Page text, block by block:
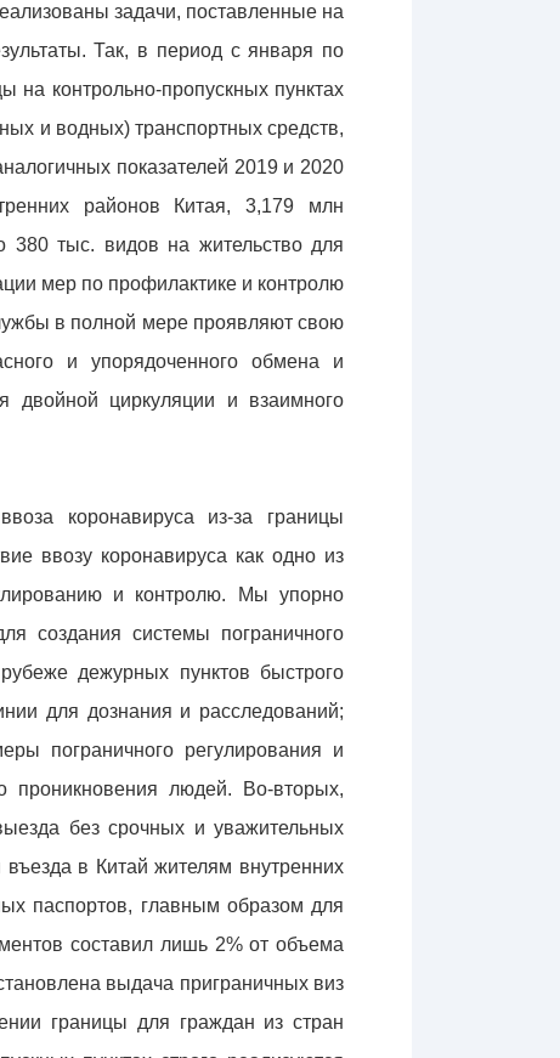
задачи, поставленные на
Так, в период с января по
контрольно-пропускных пунктах
и водных) транспортных средств,
показателей 2019 и 2020
районов Китая, 3,179 млн
380 тыс. видов на жительство для
мер по профилактике и контролю
в полной мере проявляют свою
и упорядоченного обмена и
двойной циркуляции и взаимного
коронавируса из-за границы
ввозу коронавируса как одно из
и контролю. Мы упорно
создания системы пограничного
дежурных пунктов быстрого
для дознания и расследований;
пограничного регулирования и
проникновения людей. Во-вторых,
без срочных и уважительных
в Китай жителям внутренних
паспортов, главным образом для
составил лишь 2% от объема
выдача приграничных виз
границы для граждан из стран